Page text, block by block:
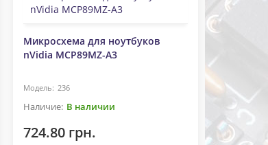
Микросхема для ноутбуков
nVidia MCP89MZ-A3
236
В наличии
724.80 грн.